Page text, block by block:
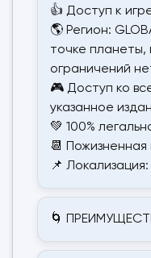
👍 Доступ к
🌎 Регион:
точке планеты,
ограничений
🎮 Доступ ко
указанное
💚 100%
📆 Пожизненная
📌 Локализация:
🌀